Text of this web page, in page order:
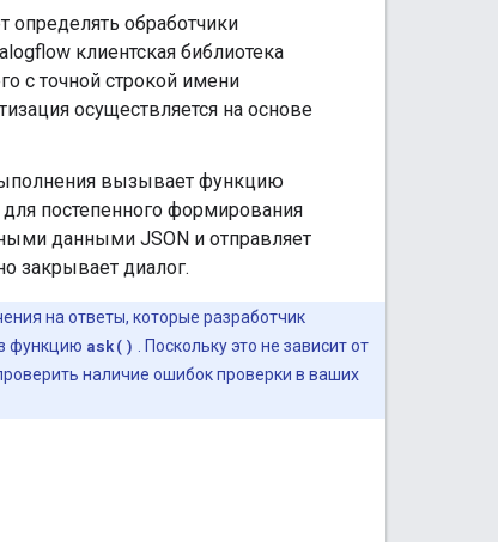
определять обработчики
клиентская библиотека
с точной строкой имени
осуществляется на основе
вызывает функцию
постепенного формирования
данными JSON и отправляет
закрывает диалог.
на ответы, которые разработчик
функцию ask()
. Поскольку это не зависит от
наличие ошибок проверки в ваших